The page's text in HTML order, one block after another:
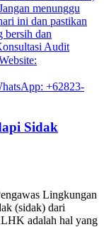
Sidak
Lingkungan
(sidak) dari
adalah hal yang